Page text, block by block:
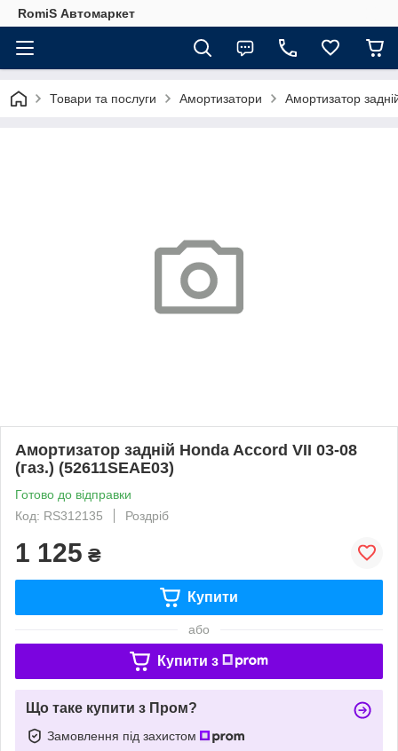
RomiS Автомаркет
Товари та послуги Амортизатори Амортизатор
Амортизатор задній Honda Accord VII 03-08
(газ.) (52611SEAE03)
Готово до відправки
Код: RS312135
Роздріб
1 125 ₴
Купити
або
Купити з
Що таке купити з Пром?
Замовлення під захистом